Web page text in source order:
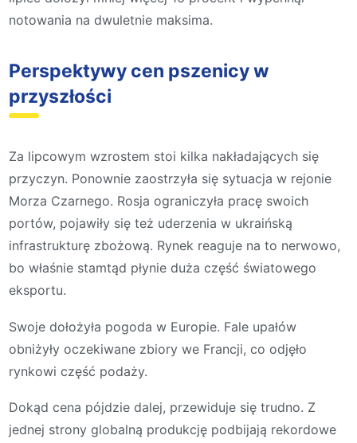
notowania na dwuletnie maksima.
Perspektywy cen pszenicy w
przyszłości
Za lipcowym wzrostem stoi kilka nakładających się
przyczyn. Ponownie zaostrzyła się sytuacja w rejonie
Morza Czarnego. Rosja ograniczyła pracę swoich
portów, pojawiły się też uderzenia w ukraińską
infrastrukturę zbożową. Rynek reaguje na to nerwowo,
bo właśnie stamtąd płynie duża część światowego
eksportu.
Swoje dołożyła pogoda w Europie. Fale upałów
obniżyły oczekiwane zbiory we Francji, co odjęło
rynkowi część podaży.
Dokąd cena pójdzie dalej, przewiduje się trudno. Z
jednej strony globalną produkcję podbijają rekordowe